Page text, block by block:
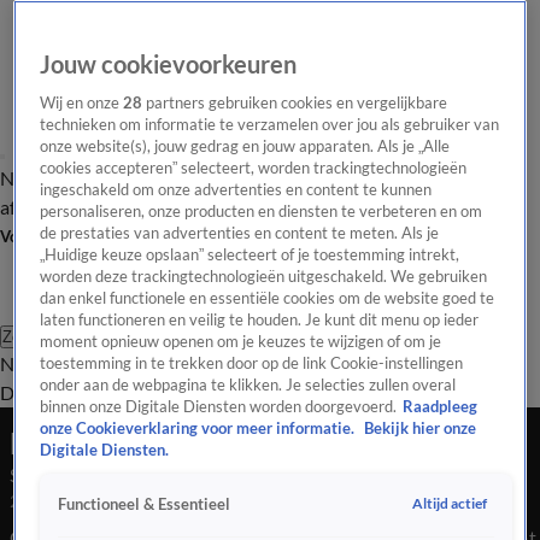
Nieuws van de DagOpinie van de Dag Onze categorieën Laatste
afleveringVideo's Nieuws van de Dag Podcast
Volg Nieuws van de Dag
Zoeken
Nieuws van de DagOpinie van de
Dag
Video'sUitzendingen PodcastPanelContact
Nieuws van de Dag
Seizoen 2026, aflevering 106
28 mei, 18:05
Jouw cookievoorkeuren
Wij en onze28 partners gebruiken cookies en vergelijkbare
technieken om informatie te verzamelen over jou als gebruiker van
onze website(s), jouw gedrag en jouw apparaten. Als je „Alle
cookies accepteren” selecteert, worden trackingtechnologieën
ingeschakeld om onze advertenties en content te kunnen
personaliseren, onze producten en diensten te verbeteren en om
de prestaties van advertenties en content te meten. Als je
„Huidige keuze opslaan” selecteert of je toestemming intrekt,
worden deze trackingtechnologieën uitgeschakeld. We gebruiken
dan enkel functionele en essentiële cookies om de website goed te
laten functioneren en veilig te houden. Je kunt dit menu op ieder
moment opnieuw openen om je keuzes te wijzigen of om je
toestemming in te trekken door op de link Cookie-instellingen
onder aan de webpagina te klikken. Je selecties zullen overal
binnen onze Digitale Diensten worden doorgevoerd. Raadpleeg
onze Cookieverklaring voor meer informatie.
Bekijk hier onze
Digitale Diensten.
Functioneel & Essentieel Altijd actief